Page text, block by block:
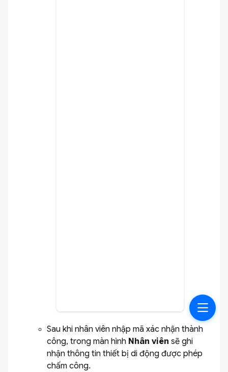
Sau khi nhân viên nhập mã xác nhận thành
công, trong màn hình Nhân viên sẽ ghi
nhận thông tin thiết bị di động được phép
chấm công.